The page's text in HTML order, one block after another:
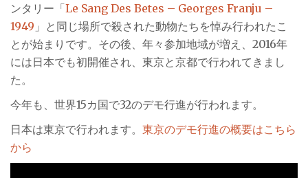
ンタリー「Le Sang Des Betes – Georges Franju –
1949 」と同じ場所で殺された動物たちを悼み行われたこ
とが始まりです。その後、年々参加地域が増え、2016年
には日本でも初開催され、東京と京都で行われてきまし
た。
今年も、世界15カ国で32のデモ行進が行われます。
日本は東京で行われます。 東京のデモ行進の概要はこちら
から